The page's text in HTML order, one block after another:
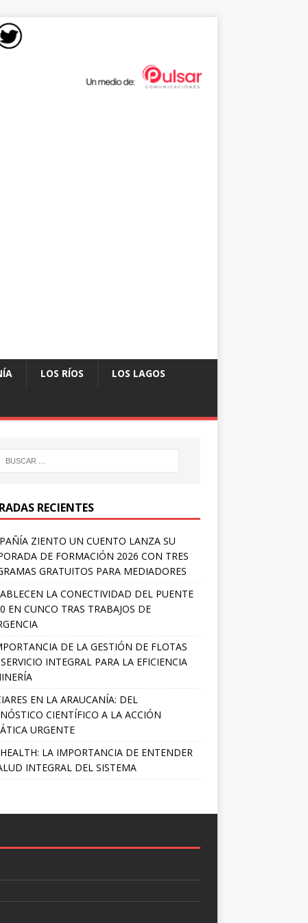
LOS RÍOS LOS LAGOS
RECIENTES
ZIENTO UN CUENTO LANZA SU
DE FORMACIÓN 2026 CON TRES
GRATUITOS PARA MEDIADORES
LA CONECTIVIDAD DEL PUENTE
EN CUNCO TRAS TRABAJOS DE
DE LA GESTIÓN DE FLOTAS
INTEGRAL PARA LA EFICIENCIA
EN LA ARAUCANÍA: DEL
CIENTÍFICO A LA ACCIÓN
URGENTE
LA IMPORTANCIA DE ENTENDER
INTEGRAL DEL SISTEMA